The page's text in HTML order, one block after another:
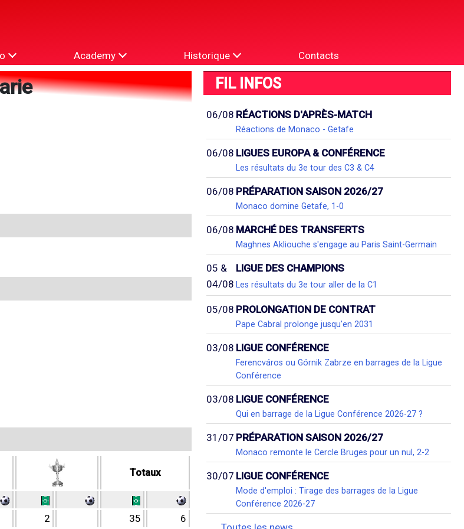
Academy Historique Contacts
Totaux
2 35 6
FIL INFOS
06/08 RÉACTIONS D'APRÈS-MATCH
Réactions de Monaco - Getafe
06/08 LIGUES EUROPA & CONFÉRENCE
Les résultats du 3e tour des C3 & C4
06/08 PRÉPARATION SAISON 2026/27
Monaco domine Getafe, 1-0
06/08 MARCHÉ DES TRANSFERTS
Maghnes Akliouche s'engage au Paris Saint-Germain
05 &
04/08
LIGUE DES CHAMPIONS
Les résultats du 3e tour aller de la C1
05/08 PROLONGATION DE CONTRAT
Pape Cabral prolonge jusqu'en 2031
03/08 LIGUE CONFÉRENCE
Ferencváros ou Górnik Zabrze en barrages de la Ligue
Conférence
03/08 LIGUE CONFÉRENCE
Qui en barrage de la Ligue Conférence 2026-27 ?
31/07 PRÉPARATION SAISON 2026/27
Monaco remonte le Cercle Bruges pour un nul, 2-2
30/07 LIGUE CONFÉRENCE
Mode d'emploi : Tirage des barrages de la Ligue
Conférence 2026-27